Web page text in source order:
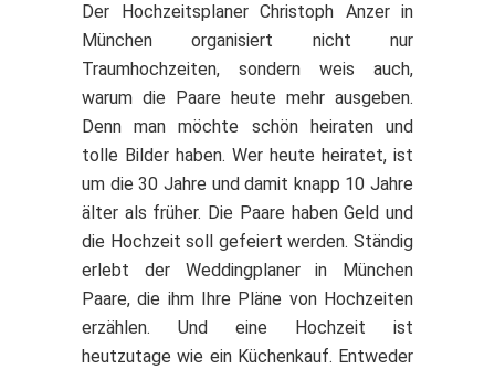
Der Hochzeitsplaner Christoph Anzer in
München organisiert nicht nur
Traumhochzeiten, sondern weis auch,
warum die Paare heute mehr ausgeben.
Denn man möchte schön heiraten und
tolle Bilder haben. Wer heute heiratet, ist
um die 30 Jahre und damit knapp 10 Jahre
älter als früher. Die Paare haben Geld und
die Hochzeit soll gefeiert werden. Ständig
erlebt der Weddingplaner in München
Paare, die ihm Ihre Pläne von Hochzeiten
erzählen. Und eine Hochzeit ist
heutzutage wie ein Küchenkauf. Entweder